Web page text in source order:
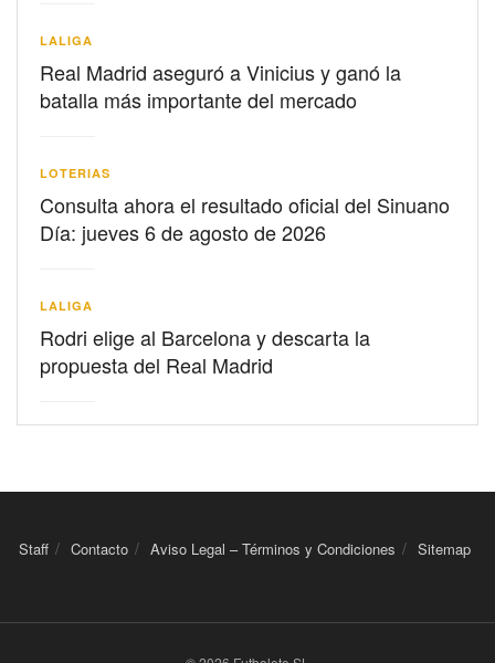
LALIGA
Real Madrid aseguró a Vinicius y ganó la
batalla más importante del mercado
LOTERIAS
Consulta ahora el resultado oficial del Sinuano
Día: jueves 6 de agosto de 2026
LALIGA
Rodri elige al Barcelona y descarta la
propuesta del Real Madrid
Staff Contacto Aviso Legal – Términos y Condiciones Sitemap